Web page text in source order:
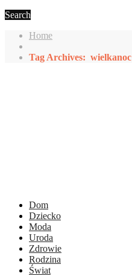
Search
Home
Tag Archives: wielkanoc
Dom
Dziecko
Moda
Uroda
Zdrowie
Rodzina
Świat